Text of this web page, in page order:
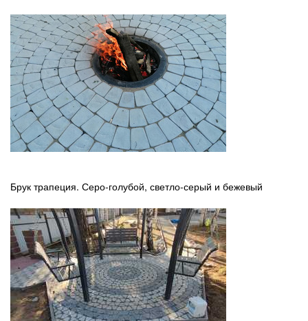
Брук трапеция. Серо-голубой, светло-серый и бежевый